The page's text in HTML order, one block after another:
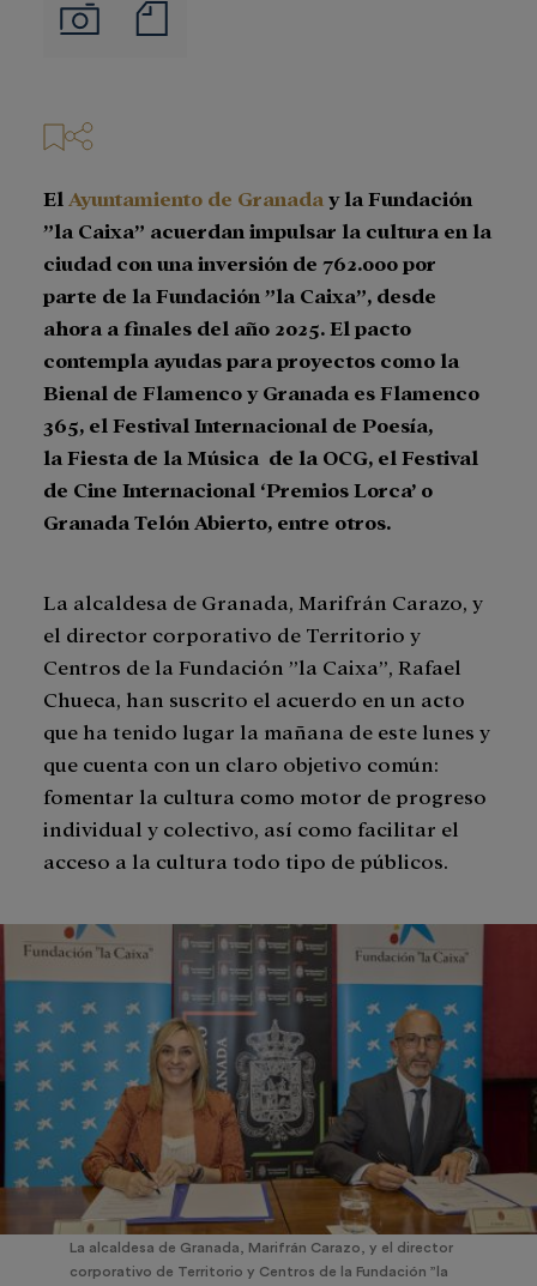
Imágenes
de
El Ayuntamiento de Granada y la Fundación
”la Caixa” acuerdan impulsar la cultura en la
ciudad con una inversión de 762.000 por
parte de la Fundación ”la Caixa”, desde
ahora a finales del año 2025. El pacto
contempla ayudas para proyectos como la
Bienal de Flamenco y Granada es Flamenco
365, el Festival Internacional de Poesía,
la Fiesta de la Música de la OCG, el Festival
de Cine Internacional ‘Premios Lorca’ o
Granada Telón Abierto, entre otros.
La alcaldesa de Granada, Marifrán Carazo, y
el director corporativo de Territorio y
Centros de la Fundación ”la Caixa”, Rafael
Chueca, han suscrito el acuerdo en un acto
que ha tenido lugar la mañana de este lunes y
que cuenta con un claro objetivo común:
fomentar la cultura como motor de progreso
individual y colectivo, así como facilitar el
acceso a la cultura todo tipo de públicos.
La alcaldesa de Granada, Marifrán Carazo, y el director
corporativo de Territorio y Centros de la Fundación ”la